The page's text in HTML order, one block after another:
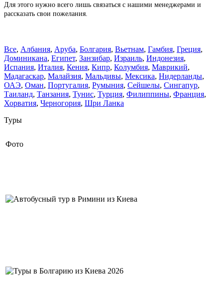
Для этого нужно всего лишь связаться с нашими менеджерами и
рассказать свои пожелания.
Все, Албания, Аруба, Болгария, Вьетнам, Гамбия, Греция,
Доминиканa, Египет, Занзибар, Израиль, Индонезия,
Испания, Италия, Кения, Кипр, Колумбия, Маврикий,
Мадагаскар, Малайзия, Мальдивы, Мексика, Нидерланды,
ОАЭ, Оман, Португалия, Румыния, Сейшелы, Сингапур,
Таиланд, Танзания, Тунис, Турция, Филиппины, Франция,
Хорватия, Черногория, Шри Ланка
Туры
Фото